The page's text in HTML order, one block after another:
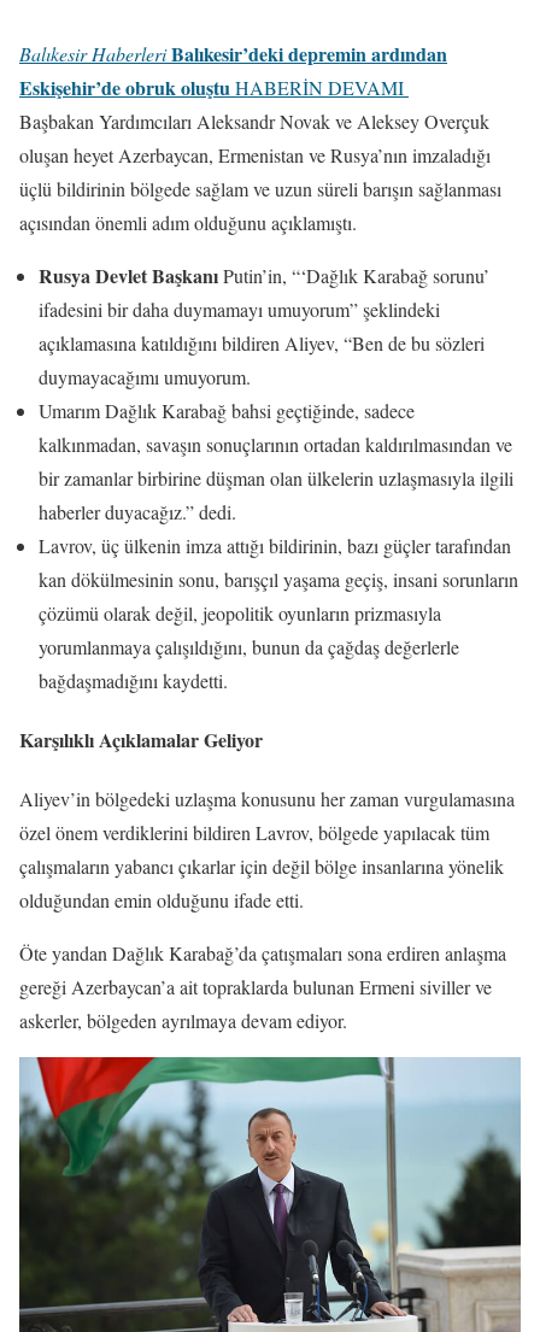
Balıkesir HaberleriBalıkesir’deki depremin ardından
Eskişehir’de obruk oluştuHABERİN DEVAMI
Başbakan Yardımcıları Aleksandr Novak ve Aleksey Overçuk
oluşan heyet Azerbaycan, Ermenistan ve Rusya’nın imzaladığı
üçlü bildirinin bölgede sağlam ve uzun süreli barışın sağlanması
açısından önemli adım olduğunu açıklamıştı.
Rusya Devlet BaşkanıPutin’in, “‘Dağlık Karabağ sorunu’
ifadesini bir daha duymamayı umuyorum” şeklindeki
açıklamasına katıldığını bildiren Aliyev, “Ben de bu sözleri
duymayacağımı umuyorum.
Umarım Dağlık Karabağ bahsi geçtiğinde, sadece
kalkınmadan, savaşın sonuçlarının ortadan kaldırılmasından ve
bir zamanlar birbirine düşman olan ülkelerin uzlaşmasıyla ilgili
haberler duyacağız.” dedi.
Lavrov, üç ülkenin imza attığı bildirinin, bazı güçler tarafından
kan dökülmesinin sonu, barışçıl yaşama geçiş, insani sorunların
çözümü olarak değil, jeopolitik oyunların prizmasıyla
yorumlanmaya çalışıldığını, bunun da çağdaş değerlerle
bağdaşmadığını kaydetti.
Karşılıklı Açıklamalar Geliyor
Aliyev’in bölgedeki uzlaşma konusunu her zaman vurgulamasına
özel önem verdiklerini bildiren Lavrov, bölgede yapılacak tüm
çalışmaların yabancı çıkarlar için değil bölge insanlarına yönelik
olduğundan emin olduğunu ifade etti.
Öte yandan Dağlık Karabağ’da çatışmaları sona erdiren anlaşma
gereği Azerbaycan’a ait topraklarda bulunan Ermeni siviller ve
askerler, bölgeden ayrılmaya devam ediyor.